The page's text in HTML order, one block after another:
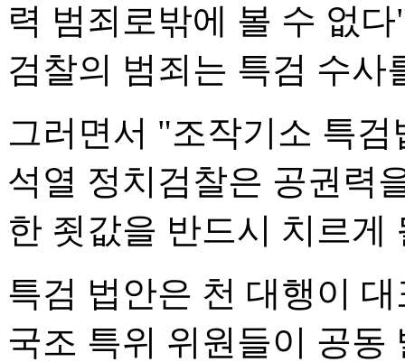
력 범죄로밖에 볼 수 없
검찰의 범죄는 특검 수
그러면서 "조작기소 특
석열 정치검찰은 공권력
한 죗값을 반드시 치르게
특검 법안은 천 대행이
국조 특위 위원들이 공동